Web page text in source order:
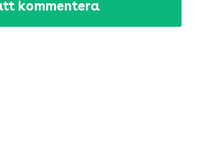
kommentera